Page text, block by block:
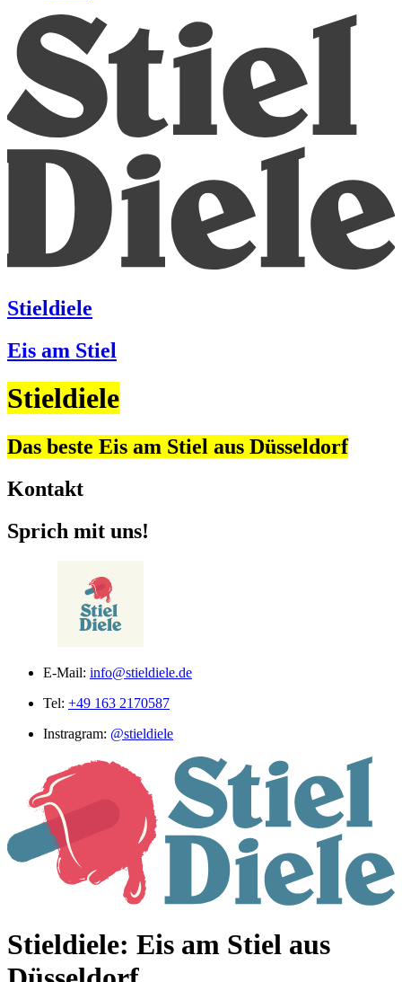
Stieldiele
Eis am Stiel
Stieldiele
Das beste Eis am Stiel aus Düsseldorf
Kontakt
Sprich mit uns!
E-Mail: info@stieldiele.de
Tel: +49 163 2170587
Instragram: @stieldiele
Stieldiele: Eis am Stiel aus